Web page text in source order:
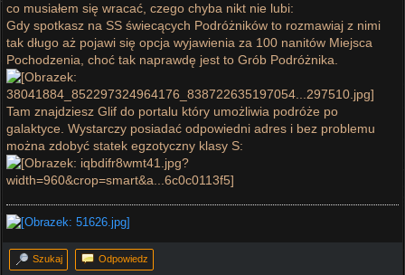
co musiałem się wracać, czego chyba nikt nie lubi:
Gdy spotkasz na SS świecących Podróżników to rozmawiaj z nimi
tak długo aż pojawi się opcja wyjawienia za 100 nanitów Miejsca
Pochodzenia, choć tak naprawdę jest to Grób Podróżnika.
Tam znajdziesz Glif do portalu który umożliwia podróże po
galaktyce. Wystarczy posiadać odpowiedni adres i bez problemu
można zdobyć statek egzotyczny klasy S:
Szukaj Odpowiedz